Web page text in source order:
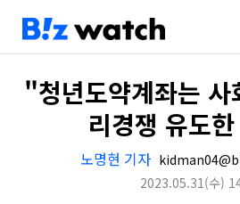
"청년도약계좌는
리경쟁 유도
노명현 기자
2023.05.31(수)